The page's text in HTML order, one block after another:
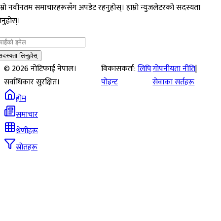
नवीनतम समाचारहरूसँग अपडेट रहनुहोस्। हाम्रो न्युजलेटरको सदस्यता
लिनुहोस्
©2026नोटिफाई नेपाल।
सर्वाधिकार सुरक्षित।
विकासकर्ता:लिपि
पोइन्ट
गोपनीयता नीति|
सेवाका सर्तहरू
होम
समाचार
श्रेणीहरू
स्रोतहरू